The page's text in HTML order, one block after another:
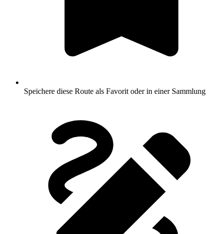
Speichere diese Route als Favorit oder in einer Sammlung